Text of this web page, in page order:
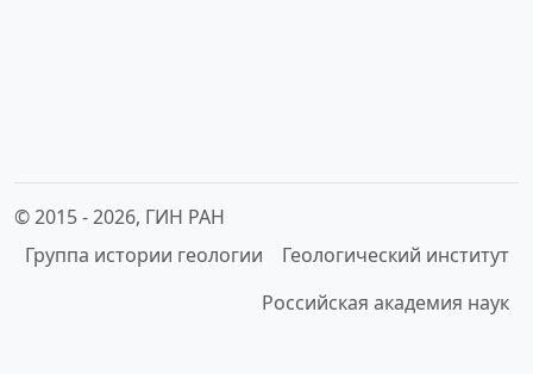
© 2015 -2026, ГИН РАН
Группа истории геологии
Геологический институт
Российская академия наук